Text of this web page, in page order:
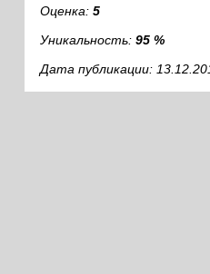
Оценка: 5
Уникальность: 95 %
Дата публикации: